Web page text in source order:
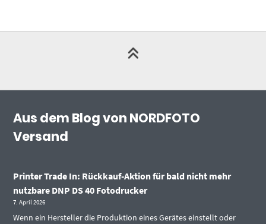
Aus dem Blog von NORDFOTO
Versand
Printer Trade In: Rückkauf-Aktion für bald nicht mehr
nutzbare DNP DS 40 Fotodrucker
7. April 2026
Wenn ein Hersteller die Produktion eines Gerätes einstellt oder